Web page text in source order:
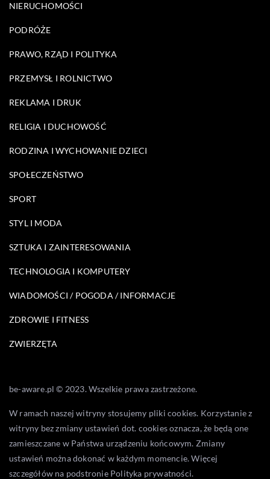
NIERUCHOMOŚCI
PODRÓŻE
PRAWO, RZĄD I POLITYKA
PRZEMYSŁ I ROLNICTWO
REKLAMA I DRUK
RELIGIA I DUCHOWOŚĆ
RODZINA I WYCHOWANIE DZIECI
SPOŁECZEŃSTWO
SPORT
STYL I MODA
SZTUKA I ZAINTERESOWANIA
TECHNOLOGIA I KOMPUTERY
WIADOMOŚCI / POGODA / INFORMACJE
ZDROWIE I FITNESS
ZWIERZĘTA
be-aware.pl © 2023. Wszelkie prawa zastrzeżone.
W ramach naszej witryny stosujemy pliki cookies. Korzystanie z
witryny bez zmiany ustawień dot. cookies oznacza, że będą one
zamieszczane w Państwa urządzeniu końcowym. Zmiany
ustawień można dokonać w każdym momencie. Więcej
szczegółów na podstronie Polityka prywatności.